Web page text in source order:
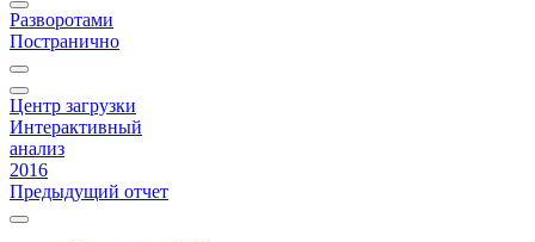
Разворотами
Постранично
Центр загрузки
Интерактивный
анализ
2016
Предыдущий отчет